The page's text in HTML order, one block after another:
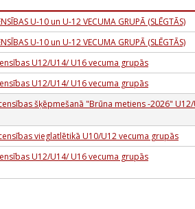
U-10 un U-12 VECUMA GRUPĀ (SLĒGTĀS)
U-10 un U-12 VECUMA GRUPĀ (SLĒGTĀS)
U12/U14/ U16 vecuma grupās
U12/U14/ U16 vecuma grupās
šķēpmešanā "Brūna metiens -2026"
vieglatlētikā U10/U12 vecuma grupās
U12/U14/ U16 vecuma grupās